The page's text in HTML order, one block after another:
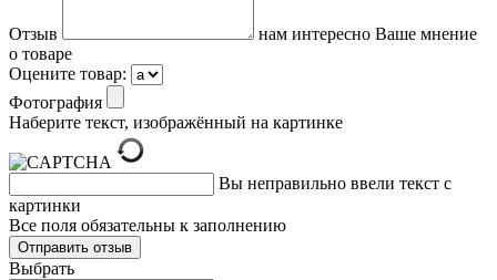
Отзыв
нам интересно Ваше мнение
о товаре
Оцените товар:
Фотография
Наберите текст, изображённый на картинке
Вы неправильно ввели текст с
картинки
Все поля обязательны к заполнению
Выбрать